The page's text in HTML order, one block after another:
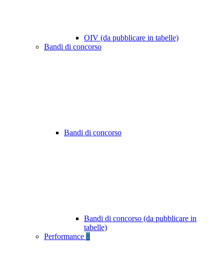
OIV (da pubblicare in tabelle)
Bandi di concorso
Bandi di concorso
Bandi di concorso (da pubblicare in
tabelle)
Performance 8